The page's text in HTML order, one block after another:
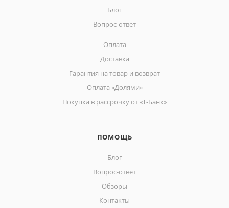
Блог
Вопрос-ответ
Оплата
Доставка
Гарантия на товар и возврат
Оплата «Долями»
Покупка в рассрочку от «Т-Банк»
ПОМОЩЬ
Блог
Вопрос-ответ
Обзоры
Контакты